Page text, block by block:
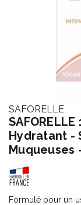
SAFORELLE
Hydratant -
Muqueuses
Formulé pour un